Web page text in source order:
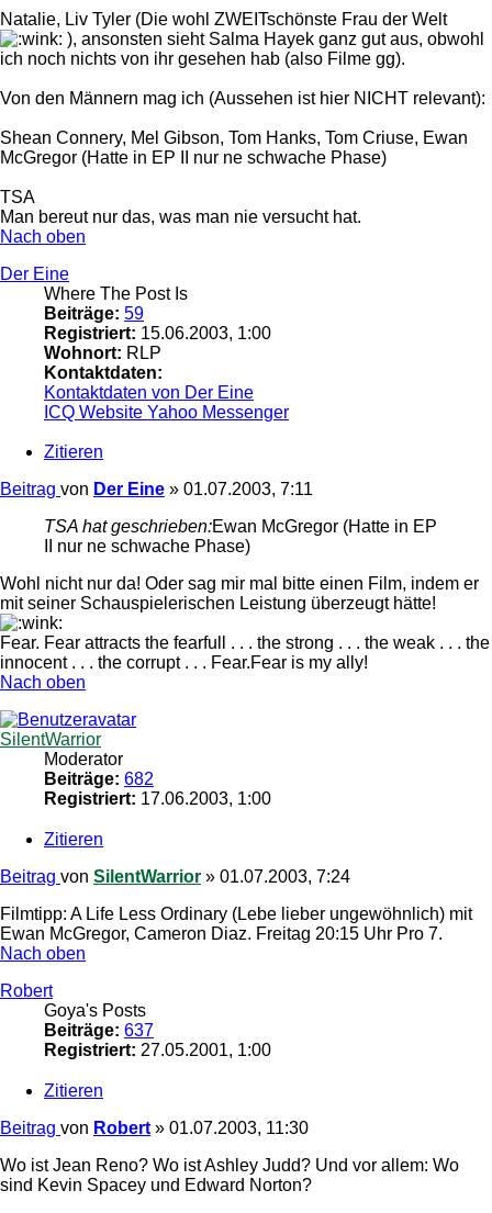
Natalie, Liv Tyler (Die wohl ZWEITschönste Frau der Welt
), ansonsten sieht Salma Hayek ganz gut aus, obwohl
ich noch nichts von ihr gesehen hab (also Filme gg).
Von den Männern mag ich (Aussehen ist hier NICHT relevant):
Shean Connery, Mel Gibson, Tom Hanks, Tom Criuse, Ewan
McGregor (Hatte in EP II nur ne schwache Phase)
TSA
Man bereut nur das, was man nie versucht hat.
Nach oben
Der Eine
Where The Post Is
Beiträge: 59
Registriert: 15.06.2003, 1:00
Wohnort: RLP
Kontaktdaten:
Kontaktdaten von Der Eine
ICQ Website Yahoo Messenger
Zitieren
Beitrag von Der Eine » 01.07.2003, 7:11
TSA hat geschrieben:Ewan McGregor (Hatte in EP
II nur ne schwache Phase)
Wohl nicht nur da! Oder sag mir mal bitte einen Film, indem er
mit seiner Schauspielerischen Leistung überzeugt hätte!
Fear. Fear attracts the fearfull . . . the strong . . . the weak . . . the
innocent . . . the corrupt . . . Fear.Fear is my ally!
Nach oben
SilentWarrior
Moderator
Beiträge: 682
Registriert: 17.06.2003, 1:00
Zitieren
Beitrag von SilentWarrior » 01.07.2003, 7:24
Filmtipp: A Life Less Ordinary (Lebe lieber ungewöhnlich) mit
Ewan McGregor, Cameron Diaz. Freitag 20:15 Uhr Pro 7.
Nach oben
Robert
Goya's Posts
Beiträge: 637
Registriert: 27.05.2001, 1:00
Zitieren
Beitrag von Robert » 01.07.2003, 11:30
Wo ist Jean Reno? Wo ist Ashley Judd? Und vor allem: Wo
sind Kevin Spacey und Edward Norton?